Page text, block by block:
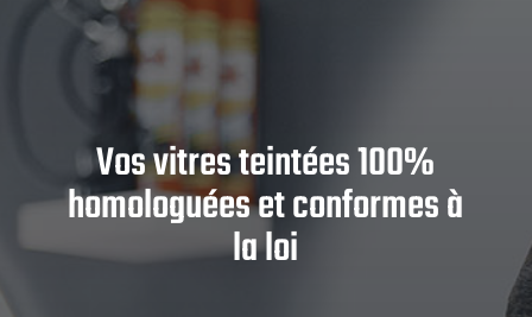
Vos vitres teintées 100%
homologuées et conformes à
la loi